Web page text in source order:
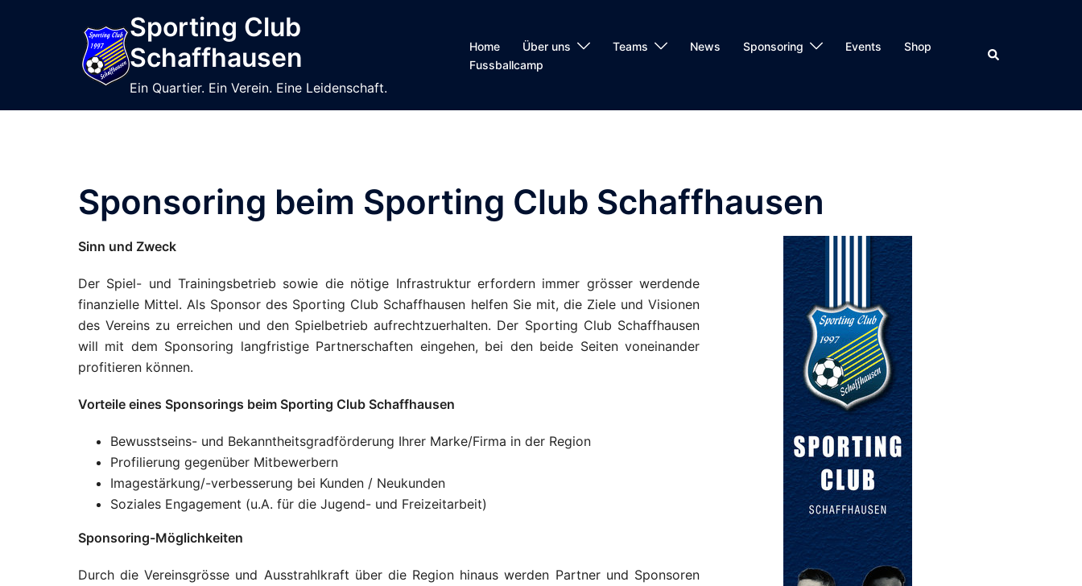
Sporting Club
Schaffhausen
Ein Quartier. Ein Verein. Eine Leidenschaft.
Home Über uns Teams News Sponsoring Events
Shop
Fussballcamp
Sponsoring beim Sporting Club Schaffhausen
Sinn und Zweck
Der Spiel- und Trainingsbetrieb sowie die nötige Infrastruktur erfordern immer grösser werdende
finanzielle Mittel. Als Sponsor des Sporting Club Schaffhausen helfen Sie mit, die Ziele und Visionen
des Vereins zu erreichen und den Spielbetrieb aufrechtzuerhalten. Der Sporting Club Schaffhausen
will mit dem Sponsoring langfristige Partnerschaften eingehen, bei den beide Seiten voneinander
profitieren können.
Vorteile eines Sponsorings beim Sporting Club Schaffhausen
Bewusstseins- und Bekanntheitsgradförderung Ihrer Marke/Firma in der Region
Profilierung gegenüber Mitbewerbern
Imagestärkung/-verbesserung bei Kunden / Neukunden
Soziales Engagement (u.A. für die Jugend- und Freizeitarbeit)
Sponsoring-Möglichkeiten
Durch die Vereinsgrösse und Ausstrahlkraft über die Region hinaus werden Partner und Sponsoren